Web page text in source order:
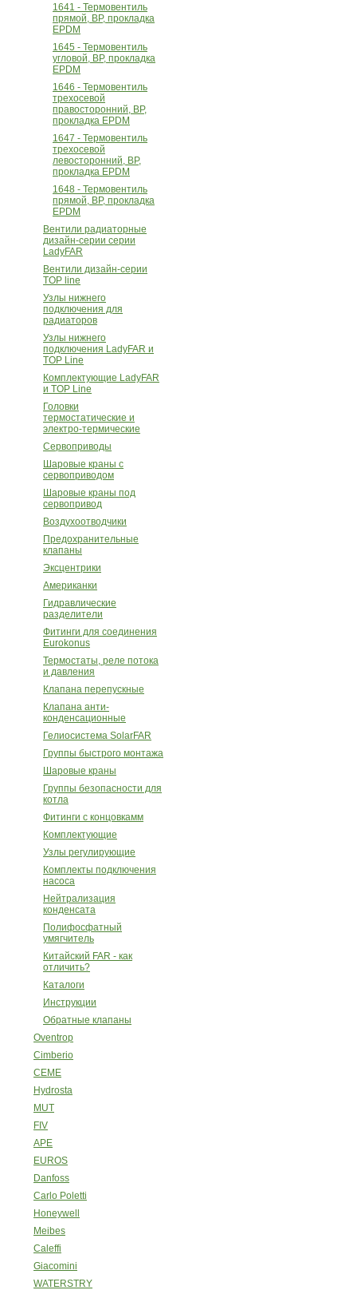
1641 - Термовентиль
прямой, ВР, прокладка
EPDM
1645 - Термовентиль
угловой, ВР, прокладка
EPDM
1646 - Термовентиль
трехосевой
правосторонний, ВР,
прокладка EPDM
1647 - Термовентиль
трехосевой
левосторонний, ВР,
прокладка EPDM
1648 - Термовентиль
прямой, ВР, прокладка
EPDM
Вентили радиаторные
дизайн-серии серии
LadyFAR
Вентили дизайн-серии
TOP line
Узлы нижнего
подключения для
радиаторов
Узлы нижнего
подключения LadyFAR и
TOP Line
Комплектующие LadyFAR
и TOP Line
Головки
термостатические и
электро-термические
Сервоприводы
Шаровые краны с
сервоприводом
Шаровые краны под
сервопривод
Воздухоотводчики
Предохранительные
клапаны
Эксцентрики
Американки
Гидравлические
разделители
Фитинги для соединения
Eurokonus
Термостаты, реле потока
и давления
Клапана перепускные
Клапана анти-
конденсационные
Гелиосистема SolarFAR
Группы быстрого монтажа
Шаровые краны
Группы безопасности для
котла
Фитинги с концовкамм
Комплектующие
Узлы регулирующие
Комплекты подключения
насоса
Нейтрализация
конденсата
Полифосфатный
умягчитель
Китайский FAR - как
отличить?
Каталоги
Инструкции
Обратные клапаны
Oventrop
Cimberio
CEME
Hydrosta
MUT
FIV
APE
EUROS
Danfoss
Carlo Poletti
Honeywell
Meibes
Caleffi
Giacomini
WATERSTRY